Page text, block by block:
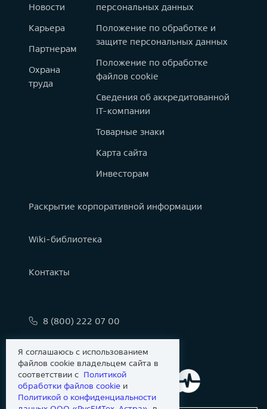
Новости
Карьера
Партнерам
Охрана
труда
персональных данных
Положение по обработке и
защите персональных данных
Положение по обработке
файлов cookie
Сведения об аккредитованной
IT-компании
Товарные знаки
Карта сайта
Инвесторам
Раскрытие корпоративной информации
Wiki-библиотека
Контакты
8 (800) 222 07 00
Я соглашаюсь с использованием
файлов cookie владельцем сайта в
соответствии с Политикой
обработки файлов сookie и
Политикой о конфиденциальности